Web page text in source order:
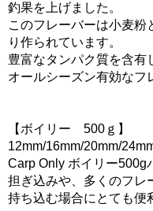
釣果を上げました。
このフレーバーは小麦粉
り作られています。
豊富なタンパク質を含有
オールシーズン有効なフ
【ボイリー 500ｇ】
12mm/16mm/20mm/
Carp Only ボイリー500g
担ぎ込みや、多くのフレ
持ち込む場合にとても便